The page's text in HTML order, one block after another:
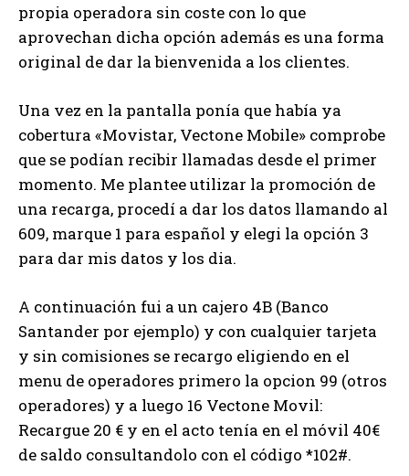
propia operadora sin coste con lo que
aprovechan dicha opción además es una forma
original de dar la bienvenida a los clientes.
Una vez en la pantalla ponía que había ya
cobertura «Movistar, Vectone Mobile» comprobe
que se podían recibir llamadas desde el primer
momento. Me plantee utilizar la promoción de
una recarga, procedí a dar los datos llamando al
609, marque 1 para español y elegi la opción 3
para dar mis datos y los dia.
A continuación fui a un cajero 4B (Banco
Santander por ejemplo) y con cualquier tarjeta
y sin comisiones se recargo eligiendo en el
menu de operadores primero la opcion 99 (otros
operadores) y a luego 16 Vectone Movil:
Recargue 20 € y en el acto tenía en el móvil 40€
de saldo consultandolo con el código *102#.